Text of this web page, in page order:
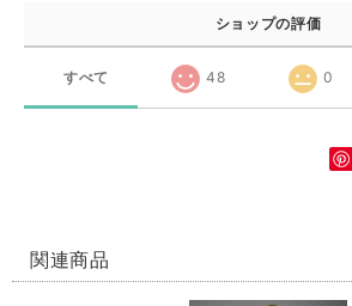
ショップの評価
すべて 48 0
関連商品